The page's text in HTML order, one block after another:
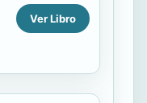
Ver Libro